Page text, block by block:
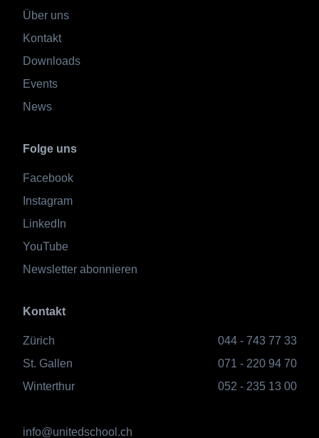
Über uns
Kontakt
Downloads
Events
News
Folge uns
Facebook
Instagram
LinkedIn
YouTube
Newsletter abonnieren
Kontakt
Zürich
044 - 743 77 33
St. Gallen
071 - 220 94 70
Winterthur
052 - 235 13 00
info@unitedschool.ch